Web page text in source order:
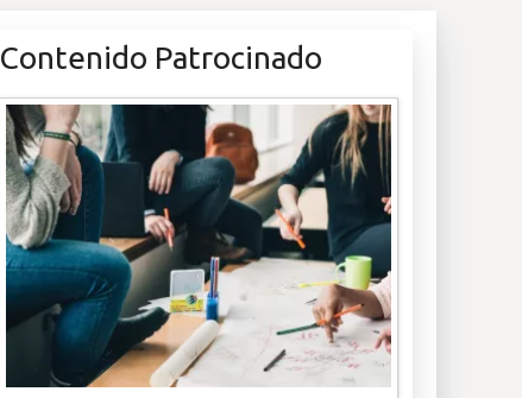
Contenido Patrocinado